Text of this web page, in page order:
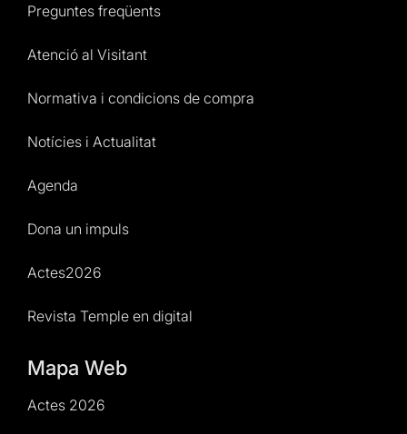
Preguntes freqüents
Atenció al Visitant
Normativa i condicions de compra
Notícies i Actualitat
Agenda
Dona un impuls
Actes2026
Revista Temple en digital
Mapa Web
Actes 2026